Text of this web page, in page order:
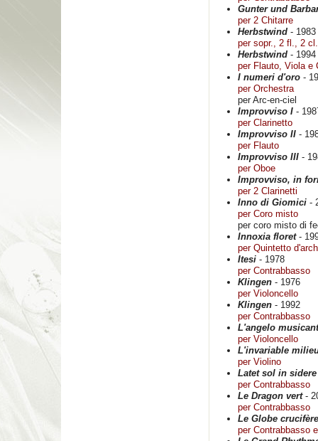
Gunter und
per 2 Chitarre
Herbstwind - 1983
per sopr., 2 fl., 2
Herbstwind - 1994
per Flauto, Viola e
I numeri d'oro -
per Orchestra
per Arc-en-ciel
Improvviso I -
per Clarinetto
Improvviso II -
per Flauto
Improvviso III -
per Oboe
Improvviso, in
per 2 Clarinetti
Inno di Giomici -
per Coro misto
per coro misto di
Innoxia floret-
per Quintetto
Itesi - 1978
per Contrabbasso
Klingen - 1976
per Violoncello
Klingen - 1992
per Contrabbasso
L'angelo
per Violoncello
L'invariable
per Violino
Latet sol in
per Contrabbasso
Le Dragon vert-
per Contrabbasso
Le Globe crucifère
per Contrabbasso